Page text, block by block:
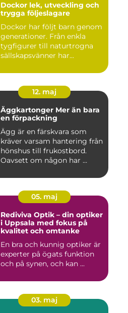
Dockor lek, utveckling och
trygga följeslagare
Dockor har följt barn genom
generationer. Från enkla
tygfigurer till naturtrogna
sällskapsvänner har...
12. maj
Äggkartonger Mer än bara
en förpackning
Ägg är en färskvara som
kräver varsam hantering från
hönshus till frukostbord.
Oavsett om någon har ...
05. maj
Rediviva Optik – din optiker
i Uppsala med fokus på
kvalitet och omtanke
En bra och kunnig optiker är
experter på ögats funktion
och på synen, och kan ...
03. maj